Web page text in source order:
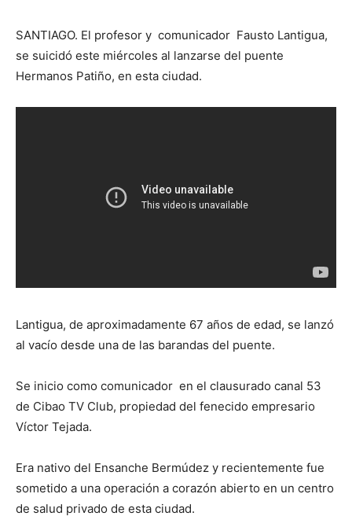
SANTIAGO. El profesor y comunicador Fausto Lantigua,
se suicidó este miércoles al lanzarse del puente
Hermanos Patiño, en esta ciudad.
Lantigua, de aproximadamente 67 años de edad, se lanzó
al vacío desde una de las barandas del puente.
Se inicio como comunicador en el clausurado canal 53
de Cibao TV Club, propiedad del fenecido empresario
Víctor Tejada.
Era nativo del Ensanche Bermúdez y recientemente fue
sometido a una operación a corazón abierto en un centro
de salud privado de esta ciudad.